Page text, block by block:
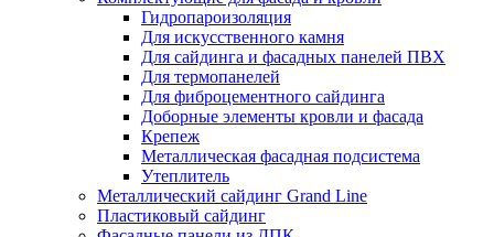
Гидропароизоляция
Для искусственного камня
Для сайдинга и фасадных панелей ПВХ
Для термопанелей
Для фиброцементного сайдинга
Доборные элементы кровли и фасада
Крепеж
Металлическая фасадная подсистема
Утеплитель
Металлический сайдинг Grand Line
Пластиковый сайдинг